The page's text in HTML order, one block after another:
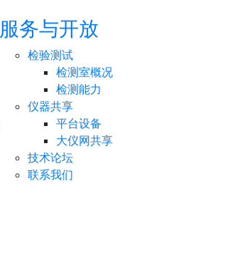
服务与开放
检验测试
检测室概况
检测能力
仪器共享
平台设备
大仪网共享
技术论坛
联系我们